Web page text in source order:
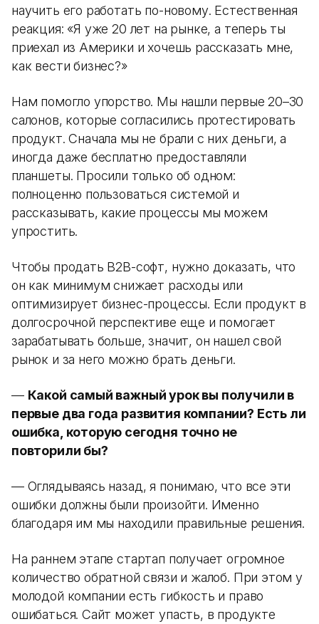
научить его работать по-новому. Естественная
реакция: «Я уже 20 лет на рынке, а теперь ты
приехал из Америки и хочешь рассказать мне,
как вести бизнес?»
Нам помогло упорство. Мы нашли первые 20–30
салонов, которые согласились протестировать
продукт. Сначала мы не брали с них деньги, а
иногда даже бесплатно предоставляли
планшеты. Просили только об одном:
полноценно пользоваться системой и
рассказывать, какие процессы мы можем
упростить.
Чтобы продать B2B-софт, нужно доказать, что
он как минимум снижает расходы или
оптимизирует бизнес-процессы. Если продукт в
долгосрочной перспективе еще и помогает
зарабатывать больше, значит, он нашел свой
рынок и за него можно брать деньги.
— Какой самый важный урок вы получили в
первые два года развития компании? Есть ли
ошибка, которую сегодня точно не
повторили бы?
— Оглядываясь назад, я понимаю, что все эти
ошибки должны были произойти. Именно
благодаря им мы находили правильные решения.
На раннем этапе стартап получает огромное
количество обратной связи и жалоб. При этом у
молодой компании есть гибкость и право
ошибаться. Сайт может упасть, в продукте